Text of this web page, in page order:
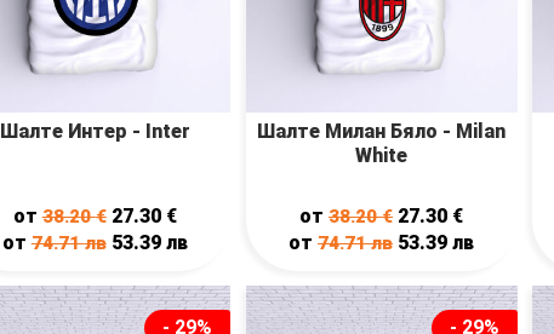
Шалте Интер - Inter
от38.20€ 27.30 €
от74.71лв 53.39 лв
Шалте Милан Бяло - Milan
White
от38.20€ 27.30 €
от74.71лв 53.39лв
- 29% - 29%